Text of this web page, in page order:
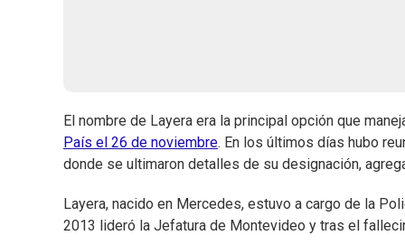
El nombre de Layera era la principal opción que
País el 26 de noviembre. En los últimos días hubo
donde se ultimaron detalles de su designación,
Layera, nacido en Mercedes, estuvo a cargo de la
2013 lideró la Jefatura de Montevideo y tras el